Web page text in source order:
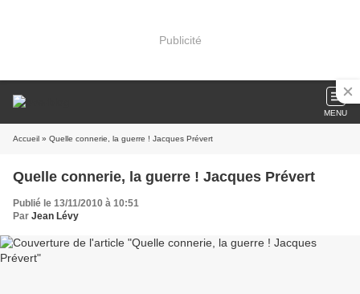
Publicité
MENU
Accueil » Quelle connerie, la guerre ! Jacques Prévert
Quelle connerie, la guerre ! Jacques Prévert
Publié le 13/11/2010 à 10:51
Par Jean Lévy